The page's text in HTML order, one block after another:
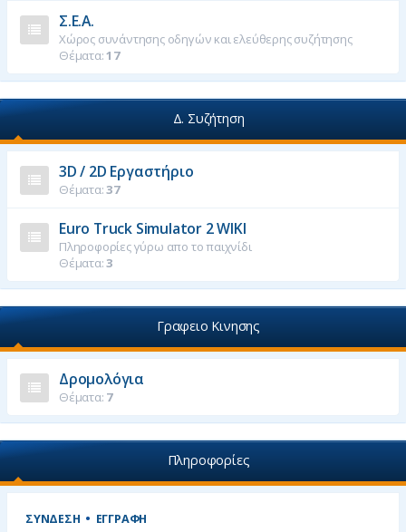
Σ.Ε.Α.
Χώρος συνάντησης οδηγών και ελεύθερης συζήτησης
Θέματα:17
Δ. Συζήτηση
3D / 2D Εργαστήριο
Θέματα:37
Euro Truck Simulator 2 WIKI
Πληροφορίες γύρω απο το παιχνίδι
Θέματα:3
Γραφειο Κινησης
Δρομολόγια
Θέματα: 7
Πληροφορίες
ΣΎΝΔΕΣΗ • ΕΓΓΡΑΦΉ